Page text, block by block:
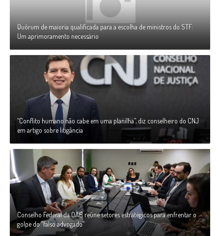
Quórum de maioria qualificada para a escolha de ministros do STF:
Um aprimoramento necessário
“Conflito humano não cabe em uma planilha”, diz conselheiro do CNJ
em artigo sobre litigância
Conselho Federal da OAB reúne setores estratégicos para enfrentar o
golpe do “falso advogado”